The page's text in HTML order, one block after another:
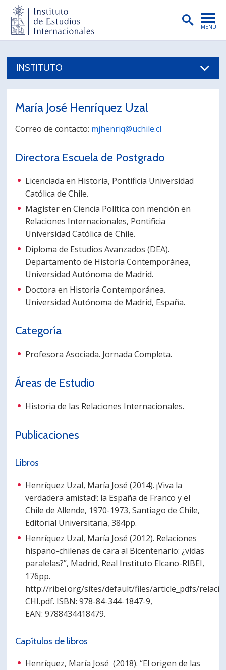
MENÚ
POSTGRADO
INVESTIGACIÓN
EXTENSIÓN
PUBLICACIONES
ENGLISH
PORTUGUÊS
Postulantes
Estudiantes
Académicos
Egresados
INSTITUTO
María José Henríquez Uzal
Correo de contacto: mjhenriq@uchile.cl
Directora Escuela de Postgrado
Licenciada en Historia, Pontificia Universidad
Católica de Chile.
Magíster en Ciencia Política con mención en
Relaciones Internacionales, Pontificia
Universidad Católica de Chile.
Diploma de Estudios Avanzados (DEA).
Departamento de Historia Contemporánea,
Universidad Autónoma de Madrid.
Doctora en Historia Contemporánea.
Universidad Autónoma de Madrid, España.
Categoría
Profesora Asociada. Jornada Completa.
Áreas de Estudio
Historia de las Relaciones Internacionales.
Publicaciones
Libros
Henríquez Uzal, María José (2014). ¡Viva la
verdadera amistad!: la España de Franco y el
Chile de Allende, 1970-1973, Santiago de Chile,
Editorial Universitaria, 384pp.
Henríquez Uzal, María José (2012). Relaciones
hispano-chilenas de cara al Bicentenario: ¿vidas
paralelas?”, Madrid, Real Instituto Elcano-RIBEI,
176pp.
http://ribei.org/sites/default/files/article_pdfs/
CHI.pdf. ISBN: 978-84-344-1847-9,
EAN: 9788434418479.
Capítulos de libros
Henríquez, María José (2018). “El origen de las